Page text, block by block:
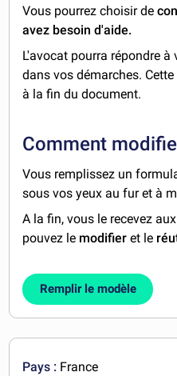
Vous pourrez choisir de
avez besoin d'aide.
L'avocat pourra répondre
dans vos démarches.
à la fin du document.
Comment
Vous remplissez un
sous vos yeux au fur et à
A la fin, vous le recevez
pouvez le modifier et le
Remplir le modèle
Pays : France